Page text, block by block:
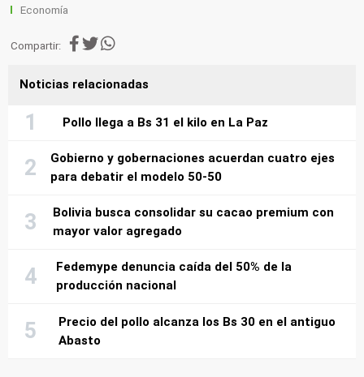
Economía
Compartir:
Noticias relacionadas
Pollo llega a Bs 31 el kilo en La Paz
Gobierno y gobernaciones acuerdan cuatro ejes
para debatir el modelo 50-50
Bolivia busca consolidar su cacao premium con
mayor valor agregado
Fedemype denuncia caída del 50% de la
producción nacional
Precio del pollo alcanza los Bs 30 en el antiguo
Abasto